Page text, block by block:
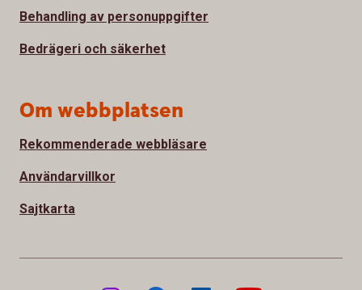
Behandling av personuppgifter
Bedrägeri och säkerhet
Om webbplatsen
Rekommenderade webbläsare
Användarvillkor
Sajtkarta